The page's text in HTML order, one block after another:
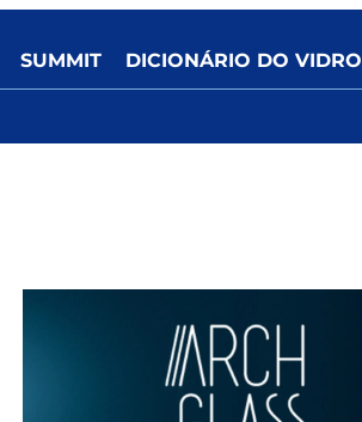
SUMMIT DICIONÁRIO DO VIDRO